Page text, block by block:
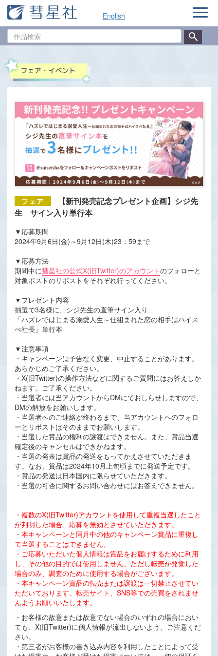
English
品
ナ
ゲ
【新刊発売記念プレゼント企画】シジ先
生 サイン入り単行本
▼応募期間
2024年9月6日(金)～9月12日(木)23：59まで
▼応募方法
期間中に彗星社の公式X(旧Twitter)のアカウントのフォローと
対象ポストのリポストをそれぞれ行ってください。
▼プレゼント内容
抽選で3名様に、シジ先生の直筆サイン入り
「ハズレではじまる溺愛人生～仕組まれた恋の相手はハイス
ぺ社長」単行本
▼注意事項
・キャンペーンは予告なく変更、中止することがあります。
あらかじめご了承ください。
・X(旧Twitter)の操作方法などに関するご質問にはお答えしか
ねます。ご了承ください。
・当選者には当アカウントからDMにておしらせしますので、
DMの解放をお願いします。
・当選者へのご連絡が終わるまで、当アカウントへのフォロ
ーとリポストはそのままでお願いします。
・当選した賞品の権利の譲渡はできません。また、賞品当選
確定後のキャンセルはできかねます。
・当選の発表は賞品の発送をもってかえさせていただきま
す。なお、賞品は2024年10月上旬頃までに発送予定です。
・賞品の発送は日本国内に限らせていただきます。
・当選の可否に関するお問い合わせにはお答えできません。
・複数のX(旧Twitter)アカウントを使用して重複当選したこと
が判明した場合、応募を無効とさせていただきます。
・本キャンペーンと同月中の他のキャンペーン賞品に重複し
て当選することはできません。
・ご応募いただいた個人情報は賞品をお届けするために利用
し、その他の目的では使用しません。ただし転売が発覚した
場合のみ、調査のために使用する場合がございます。
・本キャンペーン賞品の転売または譲渡は一切禁止させてい
ただいております。転売サイト、SNS等での売買をされませ
んようお願いいたします。
・お客様の故意または故意でない場合のいずれの場合におい
ても、X(旧Twitter)に個人情報が流出しないよう、ご注意くだ
さい。
・第三者がお客様の書き込み内容を利用したことによって受